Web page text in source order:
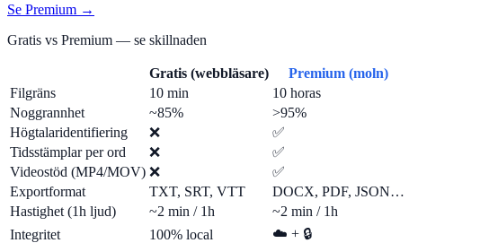
Se Premium →
Gratis vs Premium — se skillnaden
Gratis (webbläsare)
Premium (moln)
Filgräns
10 min
10 horas
Noggrannhet
~85%
>95%
Högtalaridentifiering
❌
✅
Tidsstämplar per ord
❌
✅
Videostöd (MP4/MOV) ❌
✅
Exportformat
TXT, SRT, VTT
DOCX, PDF, JSON…
Hastighet (1h ljud)
~2 min / 1h
~2 min / 1h
Integritet
100% local
☁️ + 🔒